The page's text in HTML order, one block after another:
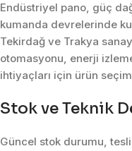
Endüstriyel pano, güç
kumanda devrelerinde
Tekirdağ ve Trakya
otomasyonu, enerji
ihtiyaçları için ürün
Stok ve Teknik
Güncel stok durumu,